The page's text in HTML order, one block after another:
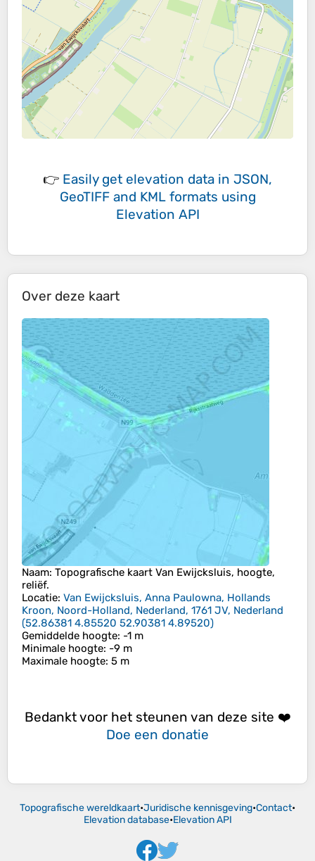
👉 Easily get elevation data in JSON,
GeoTIFF and KML formats using
Elevation API
Over deze kaart
Naam: Topografische kaart Van Ewijcksluis, hoogte,
reliëf.
Locatie: Van Ewijcksluis, Anna Paulowna, Hollands
Kroon, Noord-Holland, Nederland, 1761 JV, Nederland
(52.86381 4.85520 52.90381 4.89520)
Gemiddelde hoogte: -1 m
Minimale hoogte: -9 m
Maximale hoogte: 5 m
Bedankt voor het steunen van deze site ❤️
Doe een donatie
Topografische wereldkaart•Juridische kennisgeving•Contact•
Elevation database•Elevation API